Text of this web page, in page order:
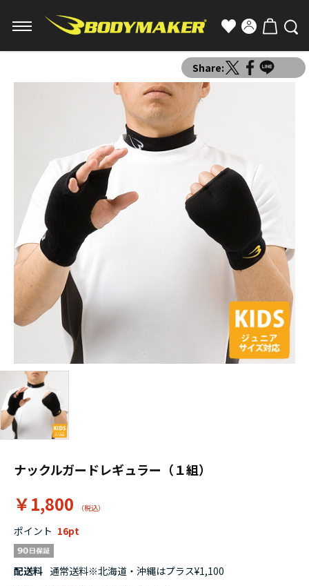
Share:
ナックルガードレギュラー（１組）
￥1,800
ポイント 16
配送料 通常送料※北海道・沖縄はプラス¥1,100